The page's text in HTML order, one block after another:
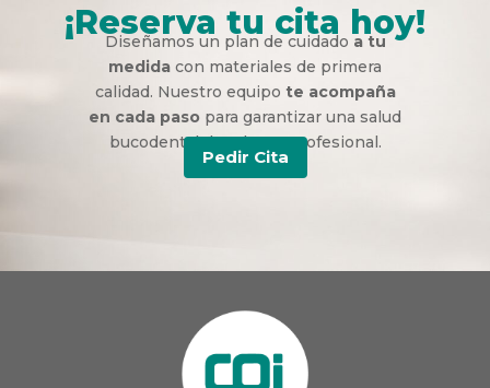
¡Reserva tu cita hoy!
Diseñamos un plan de cuidado a tu
medida con materiales de primera
calidad. Nuestro equipo te acompaña
en cada paso para garantizar una salud
bucodental duradera y profesional.
Pedir Cita